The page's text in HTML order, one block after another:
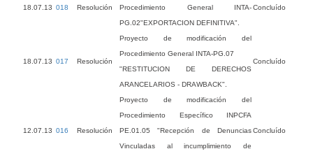
18.07.13 018 Resolución
Procedimiento General INTA-
PG.02"EXPORTACION DEFINITIVA".
Concluído
18.07.13 017 Resolución
Proyecto de modificación del
Procedimiento General INTA-PG.07
"RESTITUCION DE DERECHOS
ARANCELARIOS - DRAWBACK".
Concluído
12.07.13 016 Resolución
Proyecto de modificación del
Procedimiento Específico INPCFA
PE.01.05 "Recepción de Denuncias
Vinculadas al incumplimiento de
Concluído